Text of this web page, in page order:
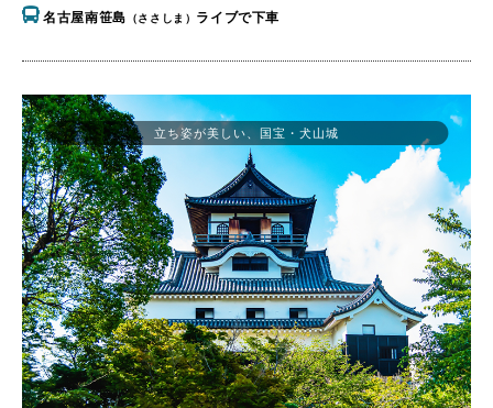
名古屋南笹島 （ささしま） ライブで下車
立ち姿が美しい、国宝・犬山城